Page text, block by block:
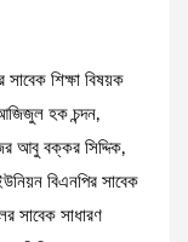
শিক্ষা বিষয়ক
হক চন্দন,
আবু বক্কর সিদ্দিক,
বিএনপির সাবেক
সাবেক সাধারণ